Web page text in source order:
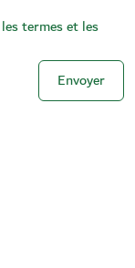
les termes et les
Envoyer